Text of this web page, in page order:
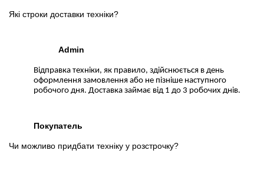
Які строки доставки техніки?
Admin
Відправка техніки, як правило, здійснюється в день
оформлення замовлення або не пізніше наступного
робочого дня. Доставка займає від 1 до 3 робочих днів.
Покупатель
Чи можливо придбати техніку у розстрочку?